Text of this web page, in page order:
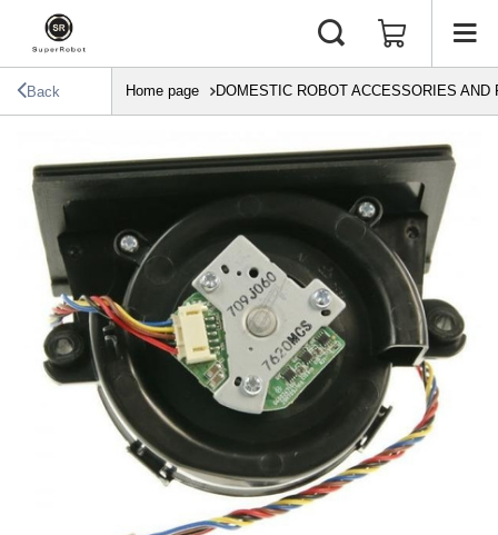
Back Home page DOMESTIC ROBOT ACCESSORIES AND